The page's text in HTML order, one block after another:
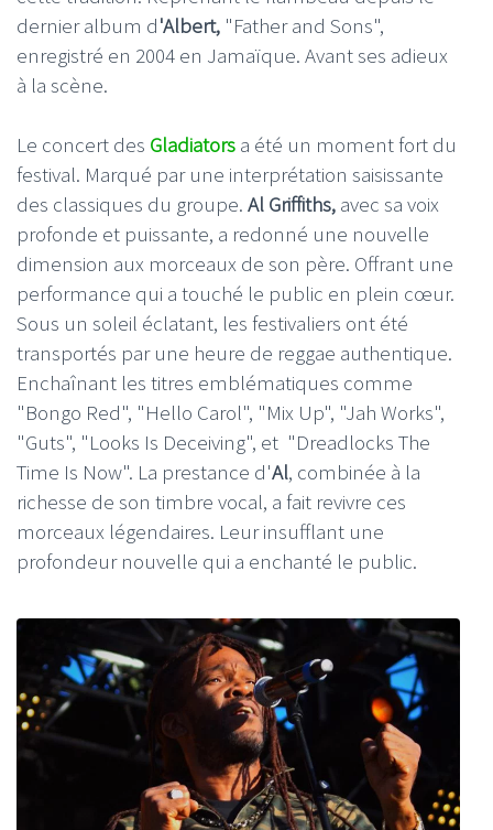
dernier album d'Albert, "Father and Sons",
enregistré en 2004 en Jamaïque. Avant ses adieux
à la scène.
Le concert des Gladiators a été un moment fort du
festival. Marqué par une interprétation saisissante
des classiques du groupe. Al Griffiths, avec sa voix
profonde et puissante, a redonné une nouvelle
dimension aux morceaux de son père. Offrant une
performance qui a touché le public en plein cœur.
Sous un soleil éclatant, les festivaliers ont été
transportés par une heure de reggae authentique.
Enchaînant les titres emblématiques comme
"Bongo Red", "Hello Carol", "Mix Up", "Jah Works",
"Guts", "Looks Is Deceiving", et "Dreadlocks The
Time Is Now". La prestance d'Al, combinée à la
richesse de son timbre vocal, a fait revivre ces
morceaux légendaires. Leur insufflant une
profondeur nouvelle qui a enchanté le public.